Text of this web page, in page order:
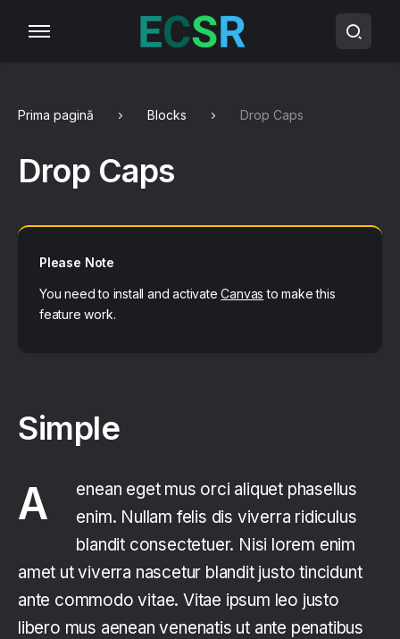
Prima pagină Blocks Drop Caps
Drop Caps
Please Note
You need to install and activateCanvas to make this
feature work.
Simple
Aenean eget mus orci aliquet phasellus
enim. Nullam felis dis viverra ridiculus
blandit consectetuer. Nisi lorem enim
amet ut viverra nascetur blandit justo tincidunt
ante commodo vitae. Vitae ipsum leo justo
libero mus aenean venenatis ut ante penatibus